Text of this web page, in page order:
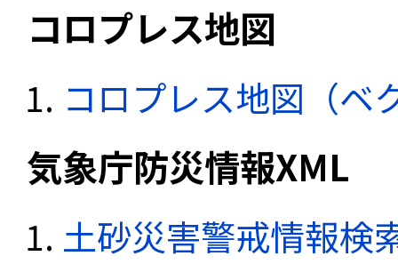
コロプレス地図
コロプレス地図（ベ
気象庁防災情報XML
土砂災害警戒情報検